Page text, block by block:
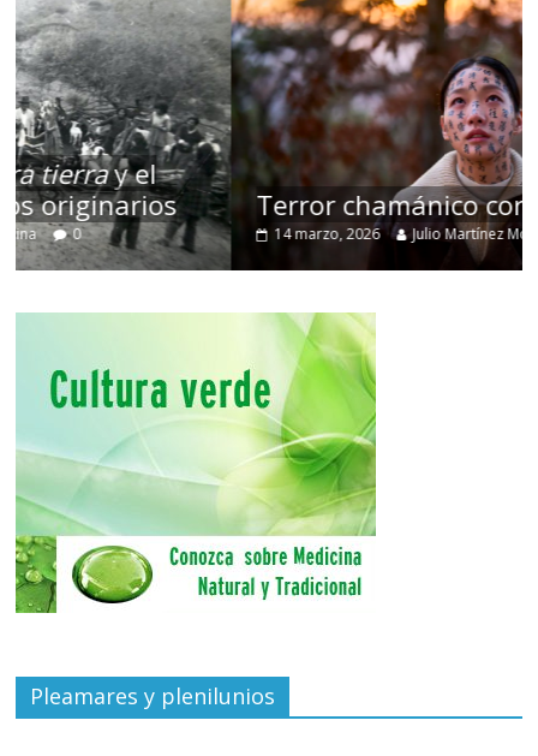
Terror chamánico coreano
14 marzo, 2026 Julio Martínez Molina 0
Pleamares y plenilunios